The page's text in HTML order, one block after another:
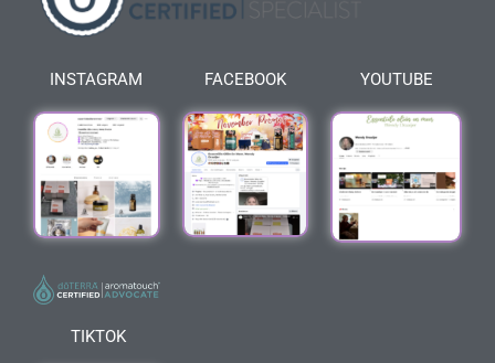
INSTAGRAM FACEBOOK YOUTUBE
TIKTOK